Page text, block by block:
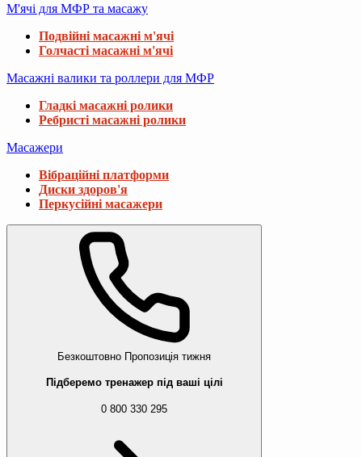
М'ячі для МФР та масажу
Подвійні масажні м'ячі
Голчасті масажні м'ячі
Масажні валики та роллери для МФР
Гладкі масажні ролики
Ребристі масажні ролики
Масажери
Вібраційні платформи
Диски здоров'я
Перкусійні масажери
Безкоштовно Пропозиція тижня
Підберемо тренажер під ваші цілі
0 800 330 295